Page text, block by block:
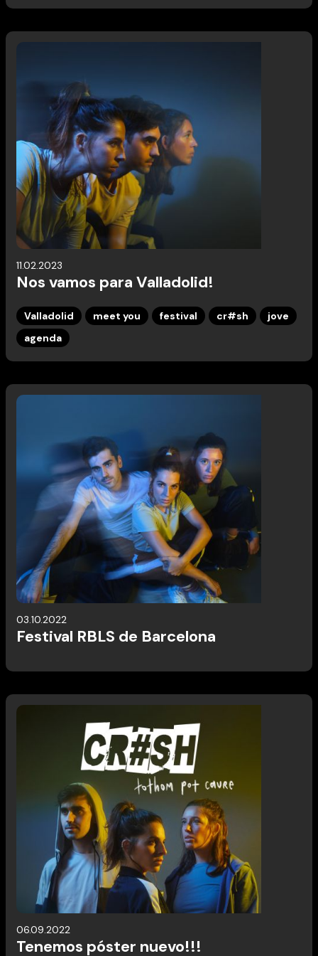
11.02.2023
Nos vamos para Valladolid!
Valladolid meet you festival cr#sh
jove
agenda
03.10.2022
Festival RBLS de Barcelona
06.09.2022
Tenemos póster nuevo!!!